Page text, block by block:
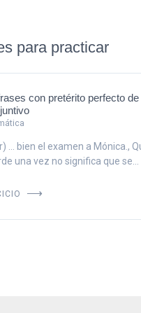
para practicar
con pretérito perfecto de
... bien el examen a Mónica.,
una vez no significa que se...